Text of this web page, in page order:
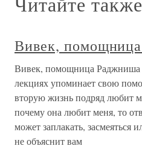
Вивек,
Вивек, помощница
лекциях упоминает свою
вторую жизнь подряд любит
почему она любит меня, то
может заплакать, засмеяться
не объяснит вам